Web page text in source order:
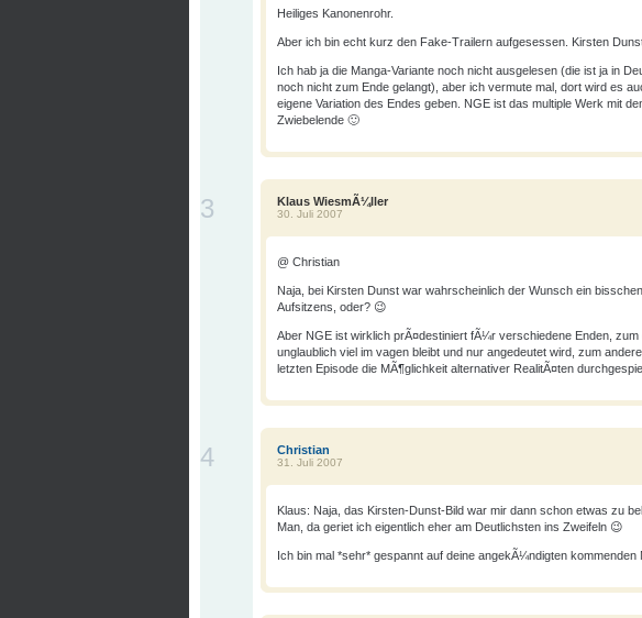
Heiliges Kanonenrohr.
Aber ich bin echt kurz den Fake-Trailern aufgesessen. Kirsten
Ich hab ja die Manga-Variante noch nicht ausgelesen (die ist ja in
noch nicht zum Ende gelangt), aber ich vermute mal, dort wird es
eigene Variation des Endes geben. NGE ist das multiple Werk mit
Zwiebelende 🙂
Klaus WiesmÃ¼ller
30. Juli 2007
3
@ Christian
Naja, bei Kirsten Dunst war wahrscheinlich der Wunsch ein
Aufsitzens, oder? 😉
Aber NGE ist wirklich prÃ¤destiniert fÃ¼r verschiedene Enden, zum
unglaublich viel im vagen bleibt und nur angedeutet wird, zum
letzten Episode die MÃ¶glichkeit alternativer RealitÃ¤ten
Christian
31. Juli 2007
4
Klaus: Naja, das Kirsten-Dunst-Bild war mir dann schon etwas zu
Man, da geriet ich eigentlich eher am Deutlichsten ins Zweifeln 😉
Ich bin mal *sehr* gespannt auf deine angekÃ¼ndigten kommenden